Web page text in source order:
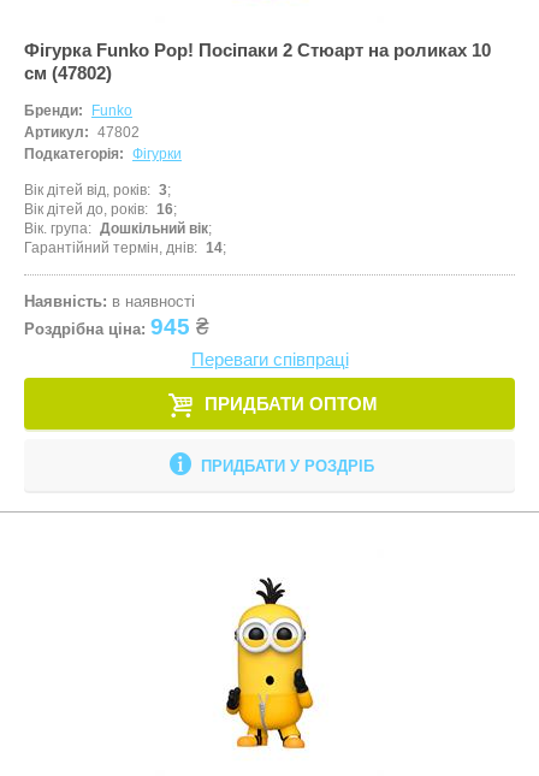
Фігурка Funko Pop! Посіпаки 2 Стюарт на роликах 10
см (47802)
Бренди:
Funko
Артикул: 47802
Подкатегорія: Фігурки
Вік дітей від, років
3
Вік дітей до, років
16
Вік. група
Дошкільний вік
Гарантійний термін, днів
14
Наявність: в наявності
Роздрібна ціна: 945 ₴
Переваги співпраці
ПРИДБАТИ ОПТОМ
ПРИДБАТИ У РОЗДРІБ